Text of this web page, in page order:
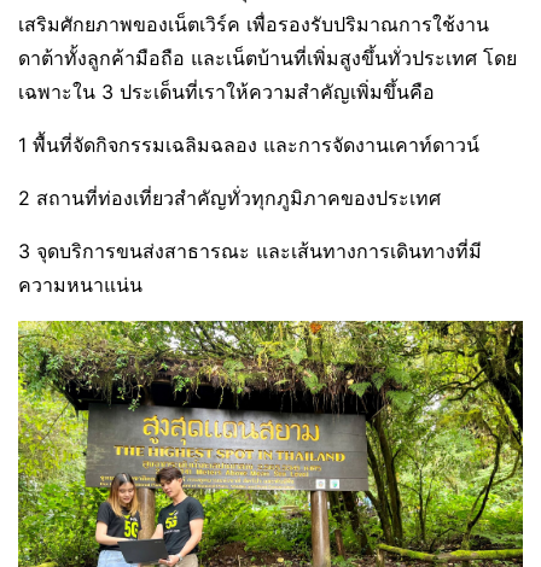
เสริมศักยภาพของเน็ตเวิร์ค เพื่อรองรับปริมาณการใช้งาน
ดาต้าทั้งลูกค้ามือถือ และเน็ตบ้านที่เพิ่มสูงขึ้นทั่วประเทศ โดย
เฉพาะใน 3 ประเด็นที่เราให้ความสำคัญเพิ่มขึ้นคือ
1 พื้นที่จัดกิจกรรมเฉลิมฉลอง และการจัดงานเคาท์ดาวน์
2 สถานที่ท่องเที่ยวสำคัญทั่วทุกภูมิภาคของประเทศ
3 จุดบริการขนส่งสาธารณะ และเส้นทางการเดินทางที่มี
ความหนาแน่น